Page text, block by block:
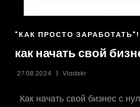
ССЫЛКИ
"КАК ПРОСТО ЗАРАБОТАТЬ"!
как начать свой
27.08.2024 Vladskr
Как начать свой бизнес с